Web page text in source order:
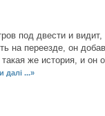
под двести и
на переезде, он
же история, и он
далі ...»